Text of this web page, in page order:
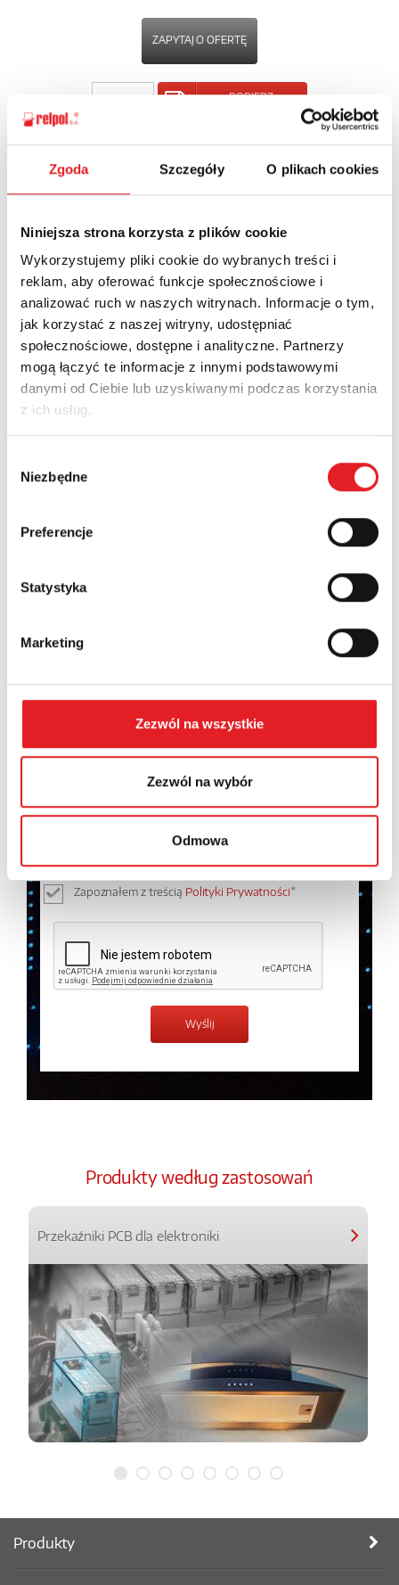
Zgoda Szczegóły O plikach cookies
Niniejsza strona korzysta z plików cookie
Wykorzystujemy pliki cookie do wybranych treści i
reklam, aby oferować funkcje społecznościowe i
analizować ruch w naszych witrynach. Informacje o tym,
jak korzystać z naszej witryny, udostępniać
społecznościowe, dostępne i analityczne. Partnerzy
mogą łączyć te informacje z innymi podstawowymi
danymi od Ciebie lub uzyskiwanymi podczas korzystania
z ich usług.
zgody
Niezbędne
Preferencje
Statystyka
Marketing
Zezwól na wszystkie
Zezwól na wybór
Odmowa
ZAPYTAJ O OFERTĘ
POBIERZ
POWRÓT
Zapytaj o szczegóły oferty
Imię i nazwisko: *
Adres e-mail: *
Numer telefonu:
Województwo:
Wyrażam zgodę na przetwarzanie moich danych
osobowych przez Relpol S.A. Więcej informacji na
temat przetwarzania danych osobowych w
Zapoznałem z treścią Polityki Prywatności*
Produkty według zastosowań
Przekaźniki PCB dla elektroniki
Produkty